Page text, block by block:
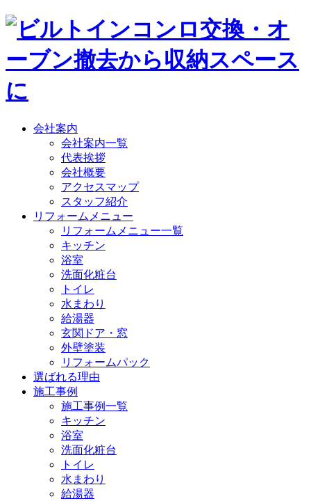
会社案内
会社案内一覧
代表挨拶
会社概要
アクセスマップ
スタッフ紹介
リフォームメニュー
リフォームメニュー一覧
キッチン
浴室
洗面化粧台
トイレ
水まわり
給湯器
玄関ドア・窓
外壁塗装
リフォームパック
選ばれる理由
施工事例
施工事例一覧
キッチン
浴室
洗面化粧台
トイレ
水まわり
給湯器